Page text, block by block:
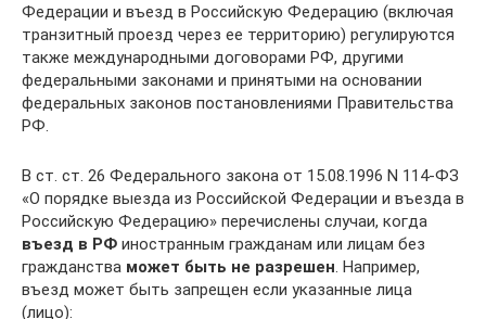
Федерации и въезд в Российскую Федерацию (включая
транзитный проезд через ее территорию) регулируются
также международными договорами РФ, другими
федеральными законами и принятыми на основании
федеральных законов постановлениями Правительства
РФ.
В ст. ст. 26 Федерального закона от 15.08.1996 N 114-ФЗ
«О порядке выезда из Российской Федерации и въезда в
Российскую Федерацию» перечислены случаи, когда
въезд в РФ иностранным гражданам или лицам без
гражданства может быть не разрешен . Например,
въезд может быть запрещен если указанные лица
(лицо):